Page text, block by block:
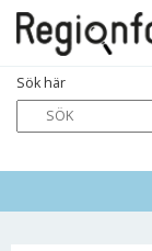
Sök här